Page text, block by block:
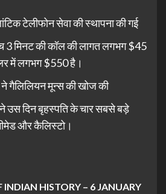
टेलीफोन सेवा की स्थापना की गई
3 मिनट की कॉल की लागत लगभग $45
में लगभग $550 है।
गैलिलियन मून्स की खोज की
उस दिन बृहस्पति के चार सबसे बड़े
और कैलिस्टो।
INDIAN HISTORY – 6 JANUARY